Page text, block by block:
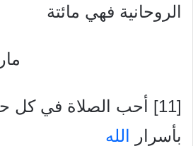
الروحانية فهي مائتة
[11] أحب الصلاة في كل
بأسرار
الله